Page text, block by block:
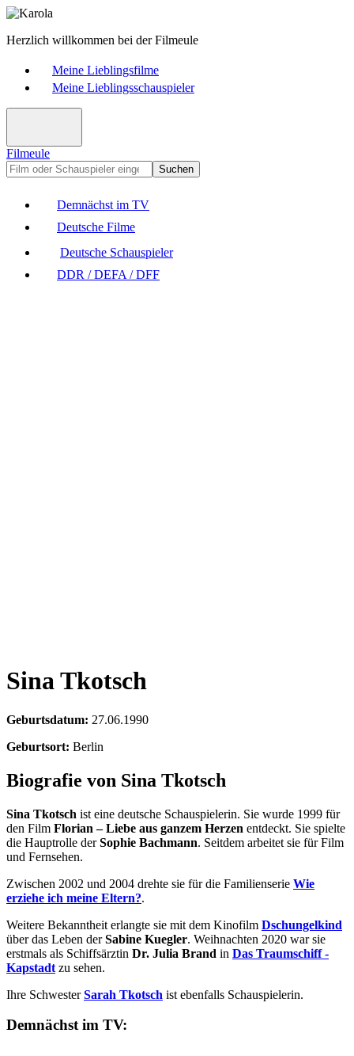
Herzlich willkommen bei der Filmeule
Meine Lieblingsfilme
Meine Lieblingsschauspieler
Filmeule
Suchen
Demnächst im TV
Deutsche Filme
Deutsche Schauspieler
DDR / DEFA / DFF
Sina Tkotsch
Geburtsdatum: 27.06.1990
Geburtsort: Berlin
Biografie von Sina Tkotsch
Sina Tkotsch ist eine deutsche Schauspielerin. Sie wurde 1999 für
den Film Florian – Liebe aus ganzem Herzen entdeckt. Sie spielte
die Hauptrolle derSophie Bachmann. Seitdem arbeitet sie für Film
und Fernsehen.
Zwischen 2002 und 2004 drehte sie für die Familienserie Wie
erziehe ich meine Eltern?.
Weitere Bekanntheit erlangte sie mit dem Kinofilm Dschungelkind
über das Leben derSabine Kuegler. Weihnachten 2020 war sie
erstmals als Schiffsärztin Dr. Julia Brand in Das Traumschiff -
Kapstadt zu sehen.
Ihre SchwesterSarah Tkotsch ist ebenfalls Schauspielerin.
Demnächst im TV: